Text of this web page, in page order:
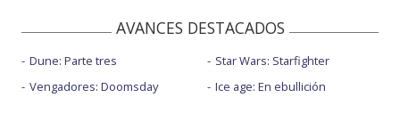
AVANCES DESTACADOS
Dune: Parte tres
Vengadores: Doomsday
Star Wars: Starfighter
Ice age: En ebullición